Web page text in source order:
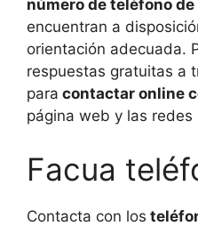
número de teléfono de
encuentran a
orientación adecuada.
respuestas gratuitas a
para contactar online
página web y las redes
Facua
Contacta con los